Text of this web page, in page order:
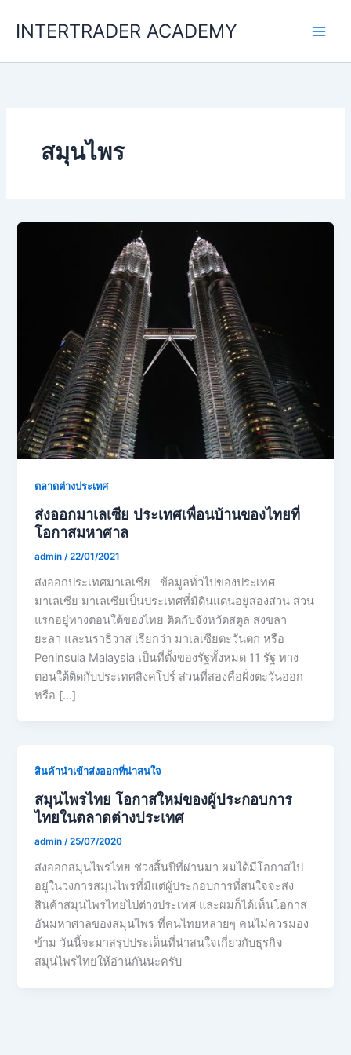
INTERTRADER ACADEMY
สมุนไพร
ตลาดต่างประเทศ
ส่งออกมาเลเซีย ประเทศเพื่อนบ้านของไทยที่
โอกาสมหาศาล
admin /22/01/2021
ส่งออกประเทศมาเลเซีย ข้อมูลทั่วไปของประเทศ
มาเลเซีย มาเลเซียเป็นประเทศที่มีดินแดนอยู่สองส่วน ส่วน
แรกอยู่ทางตอนใต้ของไทย ติดกับจังหวัดสตูล สงขลา
ยะลา และนราธิวาส เรียกว่า มาเลเซียตะวันตก หรือ
Peninsula Malaysia เป็นที่ตั้งของรัฐทั้งหมด 11 รัฐ ทาง
ตอนใต้ติดกับประเทศสิงคโปร์ ส่วนที่สองคือฝั่งตะวันออก
หรือ […]
สินค้านำเข้าส่งออกที่น่าสนใจ
สมุนไพรไทย โอกาสใหม่ของผู้ประกอบการ
ไทยในตลาดต่างประเทศ
admin/25/07/2020
ส่งออกสมุนไพรไทย ช่วงสิ้นปีที่ผ่านมา ผมได้มีโอกาสไป
อยู่ในวงการสมุนไพรที่มีแต่ผู้ประกอบการที่สนใจจะส่ง
สินค้าสมุนไพรไทยไปต่างประเทศ และผมก็ได้เห็นโอกาส
อันมหาศาลของสมุนไพร ที่คนไทยหลายๆ คนไม่ควรมอง
ข้าม วันนี้จะมาสรุปประเด็นที่น่าสนใจเกี่ยวกับธุรกิจ
สมุนไพรไทยให้อ่านกันนะครับ